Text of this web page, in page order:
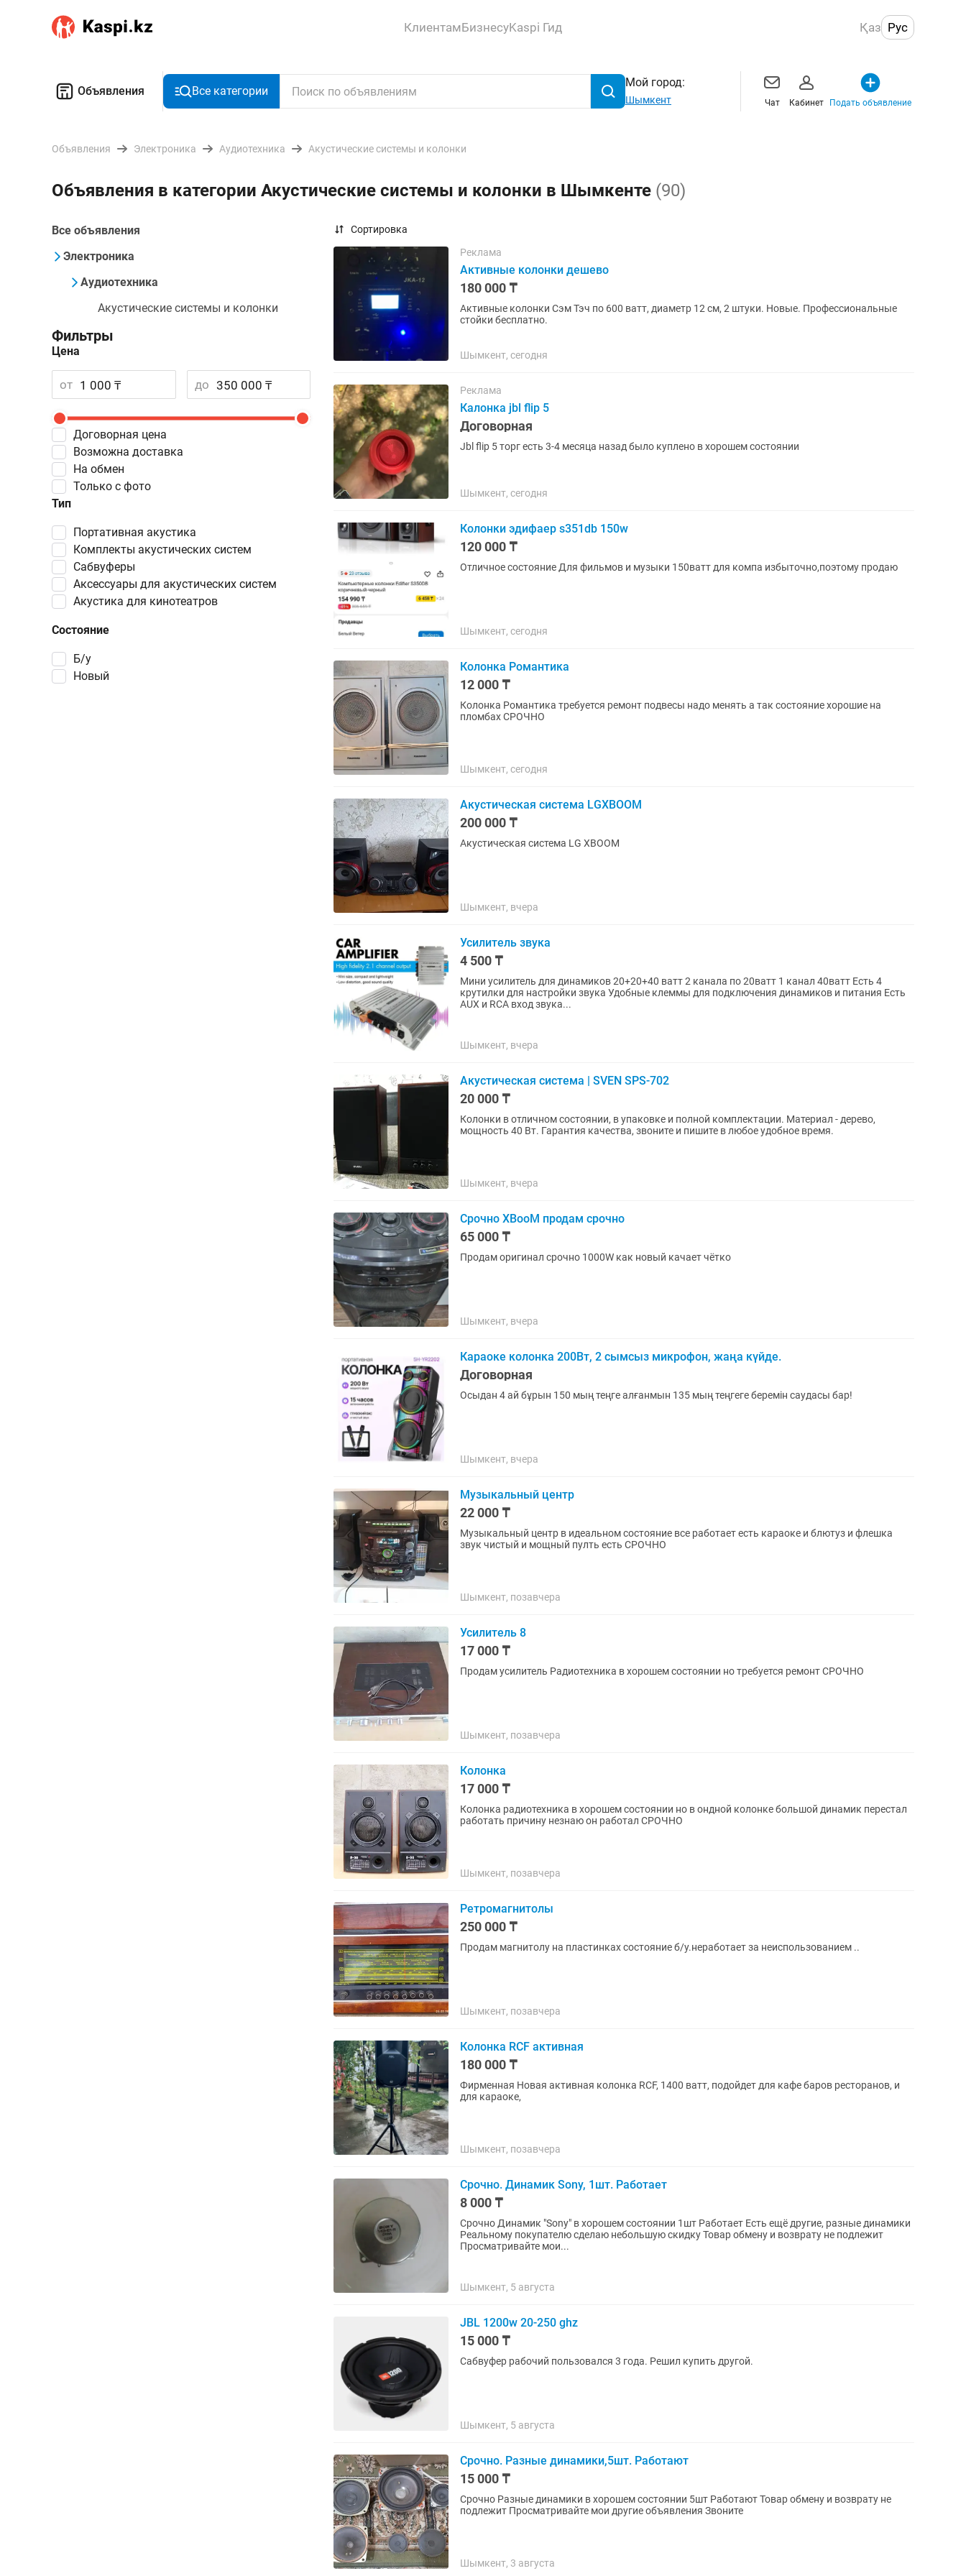
КлиентамБизнесуKaspi Гид Қаз Рус
Объявления Все категории
Мой город:
Шымкент Чат Кабинет Подать объявление
Объявления Электроника Аудиотехника Акустические системы и колонки
Объявления в категории Акустические системы и колонки в Шымкенте (90)
Все объявления
Электроника
Аудиотехника
Акустические системы и колонки
Фильтры
Цена
от до
Договорная цена
Возможна доставка
Тип
портативная акустика
комплекты акустических систем
сабвуферы
аксессуары для акустических систем
акустика для кинотеатров
Состояние
Б/у
Новый
На обмен
Только с фото
Сортировка
Реклама
Активные колонки дешево
180 000 ₸
Активные колонки Сэм Тэч по 600 ватт, диаметр 12 см, 2 штуки. Новые. Профессиональные
стойки бесплатно.
Шымкент, сегодня
Реклама
Калонка jbl flip 5
Договорная
Jbl flip 5 торг есть 3-4 месяца назад было куплено в хорошем состоянии
Шымкент, сегодня
Колонки эдифаер s351db 150w
120 000 ₸
Отличное состояние Для фильмов и музыки 150ватт для компа избыточно,поэтому продаю
Шымкент, сегодня
Колонка Романтика
12 000 ₸
Колонка Романтика требуется ремонт подвесы надо менять а так состояние хорошие на
пломбах СРОЧНО
Шымкент, сегодня
Акустическая система LGXBOOM
200 000 ₸
Акустическая система LG XBOOM
Шымкент, вчера
Усилитель звука
4 500 ₸
Мини усилитель для динамиков 20+20+40 ватт 2 канала по 20ватт 1 канал 40ватт Есть 4
крутилки для настройки звука Удобные клеммы для подключения динамиков и питания Есть
AUX и RCA вход звука...
Шымкент, вчера
Акустическая система | SVEN SPS-702
20 000 ₸
Колонки в отличном состоянии, в упаковке и полной комплектации. Материал - дерево,
мощность 40 Вт. Гарантия качества, звоните и пишите в любое удобное время.
Шымкент, вчера
Срочно XBooM продам срочно
65 000 ₸
Продам оригинал срочно 1000W как новый качает чётко
Шымкент, вчера
Караоке колонка 200Вт, 2 сымсыз микрофон, жаңа күйде.
Договорная
Осыдан 4 ай бұрын 150 мың теңге алғанмын 135 мың теңгеге беремін саудасы бар!
Шымкент, вчера
Музыкальный центр
22 000 ₸
Музыкальный центр в идеальном состояние все работает есть караоке и блютуз и флешка
звук чистый и мощный пулть есть СРОЧНО
Шымкент, позавчера
Усилитель 8
17 000 ₸
Продам усилитель Радиотехника в хорошем состоянии но требуется ремонт СРОЧНО
Шымкент, позавчера
Колонка
17 000 ₸
Колонка радиотехника в хорошем состоянии но в ондной колонке большой динамик перестал
работать причину незнаю он работал СРОЧНО
Шымкент, позавчера
Ретромагнитолы
250 000 ₸
Продам магнитолу на пластинках состояние б/у.неработает за неиспользованием ..
Шымкент, позавчера
Колонка RCF активная
180 000 ₸
Фирменная Новая активная колонка RCF, 1400 ватт, подойдет для кафе баров ресторанов, и
для караоке,
Шымкент, позавчера
Срочно. Динамик Sony, 1шт. Работает
8 000 ₸
Срочно Динамик "Sony" в хорошем состоянии 1шт Работает Есть ещё другие, разные динамики
Реальному покупателю сделаю небольшую скидку Товар обмену и возврату не подлежит
Просматривайте мои...
Шымкент, 5 августа
JBL 1200w 20-250 ghz
15 000 ₸
Сабвуфер рабочий пользовался 3 года. Решил купить другой.
Шымкент, 5 августа
Срочно. Разные динамики,5шт. Работают
15 000 ₸
Срочно Разные динамики в хорошем состоянии 5шт Работают Товар обмену и возврату не
подлежит Просматривайте мои другие объявления Звоните
Шымкент, 3 августа